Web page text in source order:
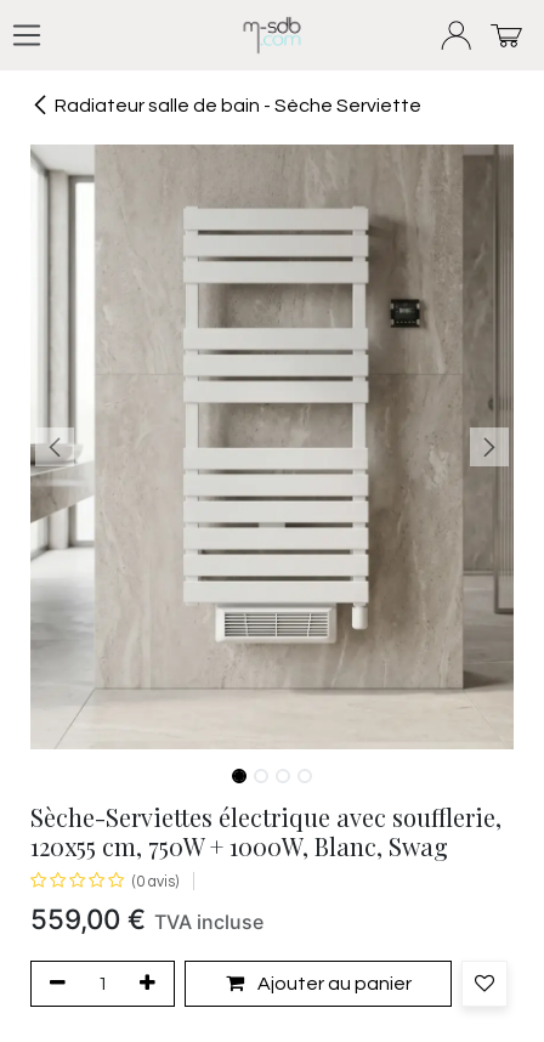
Radiateur salle de bain - Sèche Serviette
Sèche-Serviettes électrique avec soufflerie,
120x55 cm, 750W + 1000W, Blanc, Swag
(0 avis)
559,00 € TVA incluse
Ajouter au panier